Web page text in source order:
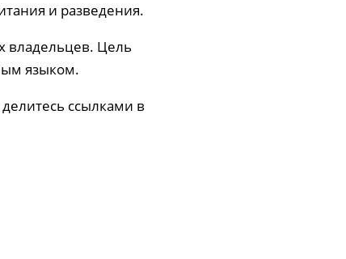
и разведения.
владельцев. Цель
языком.
ссылками в